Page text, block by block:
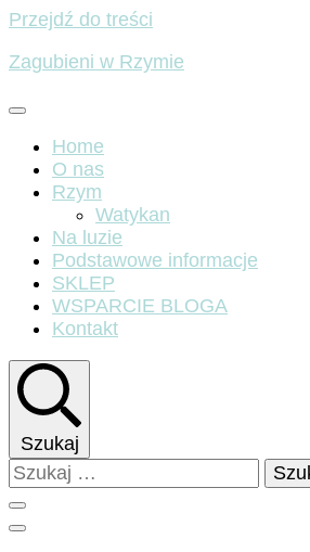
Przejdź do treści
Zagubieni w Rzymie
Home
O nas
Rzym
Watykan
Na luzie
Podstawowe informacje
SKLEP
WSPARCIE BLOGA
Kontakt
Szukaj
Szukaj: